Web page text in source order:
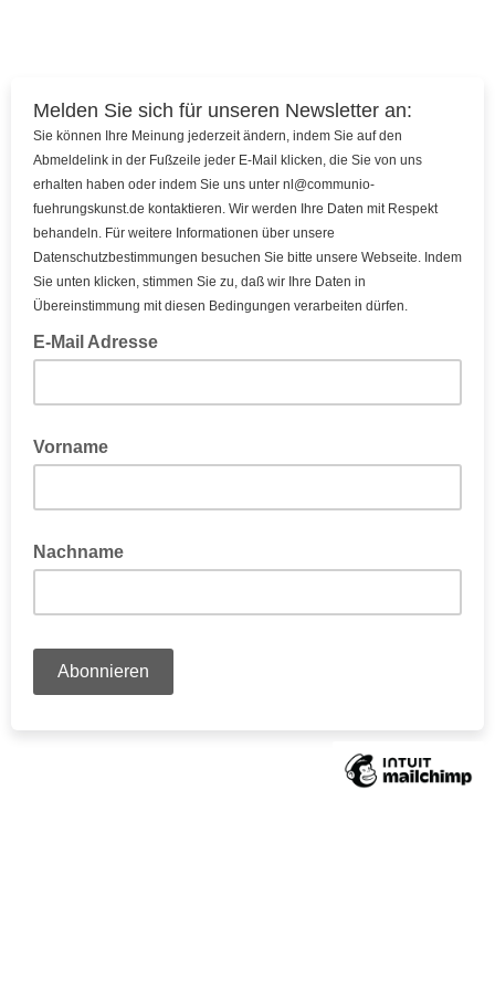
Melden Sie sich für unseren Newsletter an:
Sie können Ihre Meinung jederzeit ändern, indem Sie auf den
Abmeldelink in der Fußzeile jeder E-Mail klicken, die Sie von uns
erhalten haben oder indem Sie uns unter nl@communio-
fuehrungskunst.de kontaktieren. Wir werden Ihre Daten mit Respekt
behandeln. Für weitere Informationen über unsere
Datenschutzbestimmungen besuchen Sie bitte unsere Webseite. Indem
Sie unten klicken, stimmen Sie zu, daß wir Ihre Daten in
Übereinstimmung mit diesen Bedingungen verarbeiten dürfen.
E-Mail Adresse
Vorname
Nachname